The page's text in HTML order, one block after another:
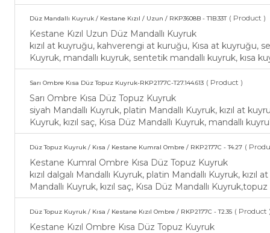
​Düz Mandallı Kuyruk / Kestane Kızıl / Uzun / RKP3608B - T1B.33T ( Product )
Kestane Kızıl Uzun Düz Mandallı Kuyruk
kızıl at kuyruğu, kahverengi at kuruğu, Kısa at kuyruğu,
Kuyruk, mandallı kuyruk, sentetik mandallı kuyruk, kısa
Sarı Ombre Kısa Düz Topuz Kuyruk-RKP2177C-T27.144.613 ( Product )
Sarı Ombre Kısa Düz Topuz Kuyruk
siyah Mandallı Kuyruk, platin Mandallı Kuyruk, kızıl at
Kuyruk, kızıl saç, Kısa Düz Mandallı Kuyruk, mandallı
Düz Topuz Kuyruk / Kısa / Kestane Kumral Ombre / RKP2177C - T4.27 (
Kestane Kumral Ombre Kısa Düz Topuz Kuyruk
kızıl dalgalı Mandallı Kuyruk, platin Mandallı Kuyruk,
Mandallı Kuyruk, kızıl saç, Kısa Düz Mandallı
Düz Topuz Kuyruk / Kısa / Kestane Kızıl Ombre / RKP2177C - T2.35 ( Product
Kestane Kızıl Ombre Kısa Düz Topuz Kuyruk